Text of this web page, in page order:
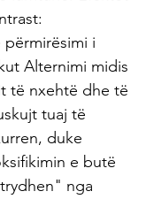
i
Alternimi midis
të nxehtë dhe të
tuaj të
duke
e butë
nga